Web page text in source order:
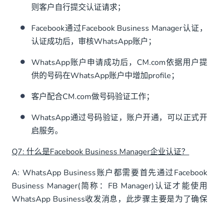
则客户自行提交认证请求；
Facebook通过Facebook Business Manager认证，
认证成功后，审核WhatsApp账户；
WhatsApp账户申请成功后，CM.com依据用户提
供的号码在WhatsApp账户中增加profile；
客户配合CM.com做号码验证工作；
WhatsApp通过号码验证，账户开通，可以正式开
启服务。
Q7: 什么是Facebook Business Manager企业认证？
A: WhatsApp Business账户都需要首先通过Facebook
Business Manager(简称：FB Manager)认证才能使用
WhatsApp Business收发消息，此步骤主要是为了确保